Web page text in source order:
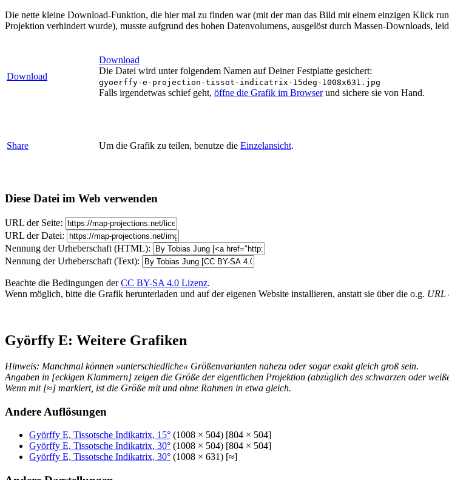
Die nette kleine Download-Funktion, die hier mal zu finden war (mit der man das Bild mit einem einzigen Klick
Projektion verhindert wurde), musste aufgrund des hohen Datenvolumens, ausgelöst durch Massen-Downloads,
Download
Download
Die Datei wird unter folgendem Namen auf Deiner Festplatte gesichert:
gyoerffy-e-projection-tissot-indicatrix-15deg-1008x631.jpg
Falls irgendetwas schief geht, öffne die Grafik im Browserund sichere sie von Hand.
Share Um die Grafik zu teilen, benutze die Einzelansicht.
Diese Datei im Web verwenden
URL der Seite:
URL der Datei:
Nennung der Urheberschaft (HTML):
Nennung der Urheberschaft (Text):
Beachte die Bedingungen derCC BY-SA 4.0 Lizenz.
Wenn möglich, bitte die Grafik herunterladen und auf der eigenen Website installieren, anstatt sie über die o.g. URL
Györffy E: Weitere Grafiken
Hinweis: Manchmal können »unterschiedliche« Größenvarianten nahezu oder sogar exakt gleich groß sein.
Angaben in [eckigen Klammern] zeigen die Größe der eigentlichen Projektion (abzüglich des schwarzen oder
Wenn mit [≈] markiert, ist die Größe mit und ohne Rahmen in etwa gleich.
Andere Auflösungen
Györffy E, Tissotsche Indikatrix, 15° (1008 × 504) [804 × 504]
Györffy E, Tissotsche Indikatrix, 30° (1008 × 504) [804 × 504]
Györffy E, Tissotsche Indikatrix, 30° (1008 × 631) [≈]